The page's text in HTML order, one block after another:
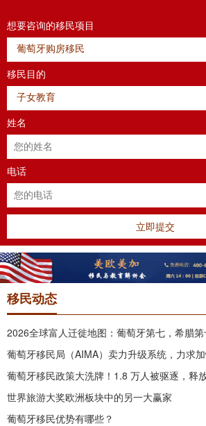
想要咨询的移民项目
移民目的
姓名
电话
立即提交
移民动态
世界旅游大奖欧洲板块中的另一大赢家
葡萄牙移民优势有哪些？